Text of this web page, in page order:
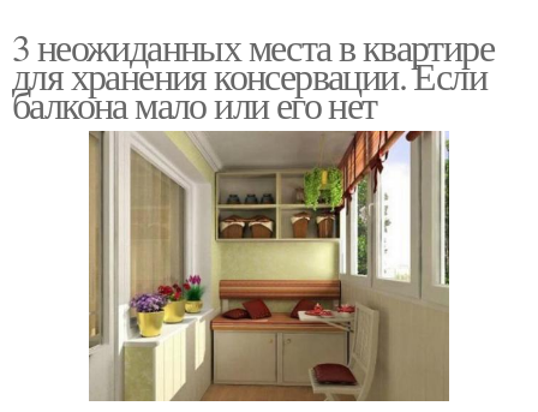
3 неожиданных места в квартире
для хранения консервации. Если
балкона мало или его нет